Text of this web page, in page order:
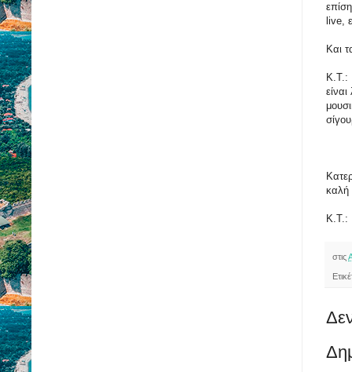
live,
Και
Κ.Τ.:
καλή
Κ.Τ.:
στις